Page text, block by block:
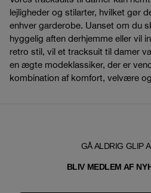
lejligheder og stilarter, hvilket gør
enhver garderobe. Uanset om du
hyggelig aften derhjemme eller vil
retro stil, vil et tracksuit til damer
en ægte modeklassiker, der er
kombination af komfort, velvære
GÅ ALDRIG GLIP
BLIV MEDLEM AF